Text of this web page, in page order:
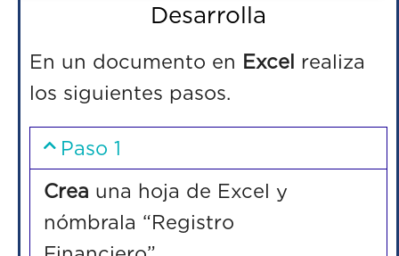
Desarrolla
En un documento en Excel realiza
los siguientes pasos.
Paso 1
Crea una hoja de Excel y
nómbrala “Registro